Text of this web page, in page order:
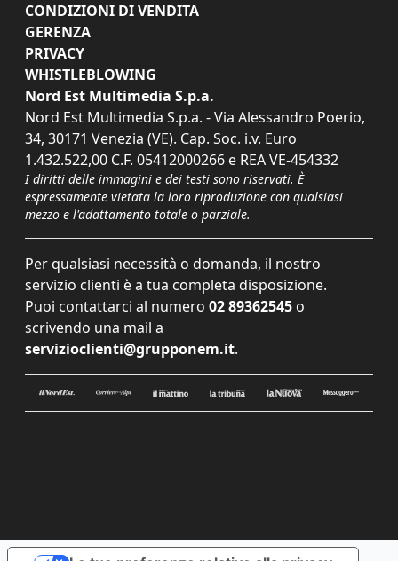
CONDIZIONI DI VENDITA
GERENZA
PRIVACY
WHISTLEBLOWING
Nord Est Multimedia S.p.a.
Nord Est Multimedia S.p.a. - Via Alessandro Poerio,
34, 30171 Venezia (VE). Cap. Soc. i.v. Euro
1.432.522,00 C.F. 05412000266 e REA VE-454332
I diritti delle immagini e dei testi sono riservati. È
espressamente vietata la loro riproduzione con qualsiasi
mezzo e l'adattamento totale o parziale.
Per qualsiasi necessità o domanda, il nostro
servizio clienti è a tua completa disposizione.
Puoi contattarci al numero 02 89362545 o
scrivendo una mail a
servizioclienti@grupponem.it.